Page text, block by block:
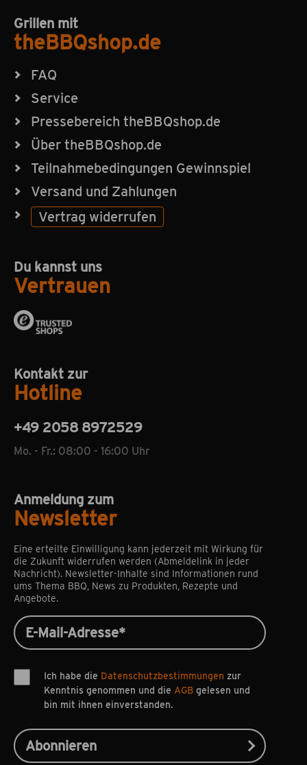
Grillen mit
theBBQshop.de
FAQ
Service
Pressebereich theBBQshop.de
Über theBBQshop.de
Teilnahmebedingungen Gewinnspiel
Versand und Zahlungen
Vertrag widerrufen
Du kannst uns
Vertrauen
Kontakt zur
Hotline
+49 2058 8972529
Mo. - Fr.: 08:00 - 16:00 Uhr
Anmeldung zum
Newsletter
Eine erteilte Einwilligung kann jederzeit mit Wirkung für
die Zukunft widerrufen werden (Abmeldelink in jeder
Nachricht). Newsletter-Inhalte sind Informationen rund
ums Thema BBQ, News zu Produkten, Rezepte und
Angebote.
Ich habe die Datenschutzbestimmungen zur
Kenntnis genommen und die AGB gelesen und
bin mit ihnen einverstanden.